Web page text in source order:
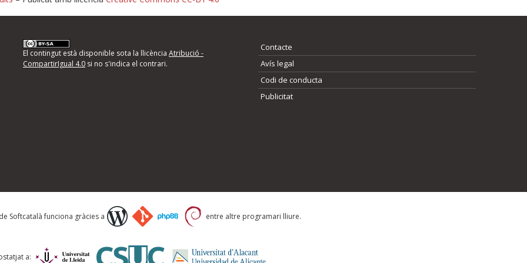
d'errors
següents i descriviu quina és la millora que
El contingut està disponible sota la llicència Atribució -
CompartirIgual 4.0si no s'indica el contrari.
Contacte
Avís legal
Codi de conducta
Publicitat
Softcatalà funciona gràcies a entre altre programari lliure.
a: